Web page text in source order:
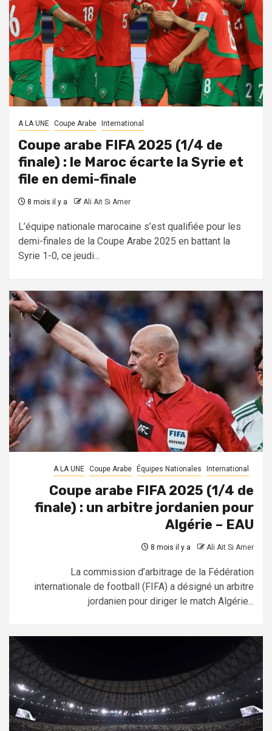
A LA UNE Coupe Arabe International
Coupe arabe FIFA 2025 (1/4 de
finale) : le Maroc écarte la Syrie et
file en demi-finale
8 mois il y a Ali Ait Si Amer
L’équipe nationale marocaine s’est qualifiée pour les
demi-finales de la Coupe Arabe 2025 en battant la
Syrie 1-0, ce jeudi...
A LA UNE Coupe Arabe Équipes Nationales International
Coupe arabe FIFA 2025 (1/4 de
finale) : un arbitre jordanien pour
Algérie – EAU
8 mois il y a Ali Ait Si Amer
La commission d’arbitrage de la Fédération
internationale de football (FIFA) a désigné un arbitre
jordanien pour diriger le match Algérie...